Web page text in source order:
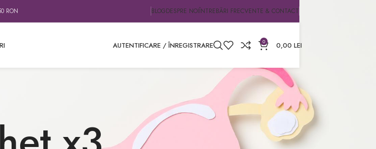
RON BLOGDESPRE NOIÎNTREBĂRI FRECVENTE & CONTACT
AUTENTIFICARE / ÎNREGISTRARE 0 0,00 LEI